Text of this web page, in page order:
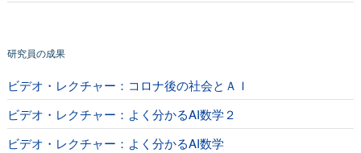
研究員の成果
ビデオ・レクチャー：コロナ後の社会とＡＩ
ビデオ・レクチャー：よく分かるAI数学２
ビデオ・レクチャー：よく分かるAI数学